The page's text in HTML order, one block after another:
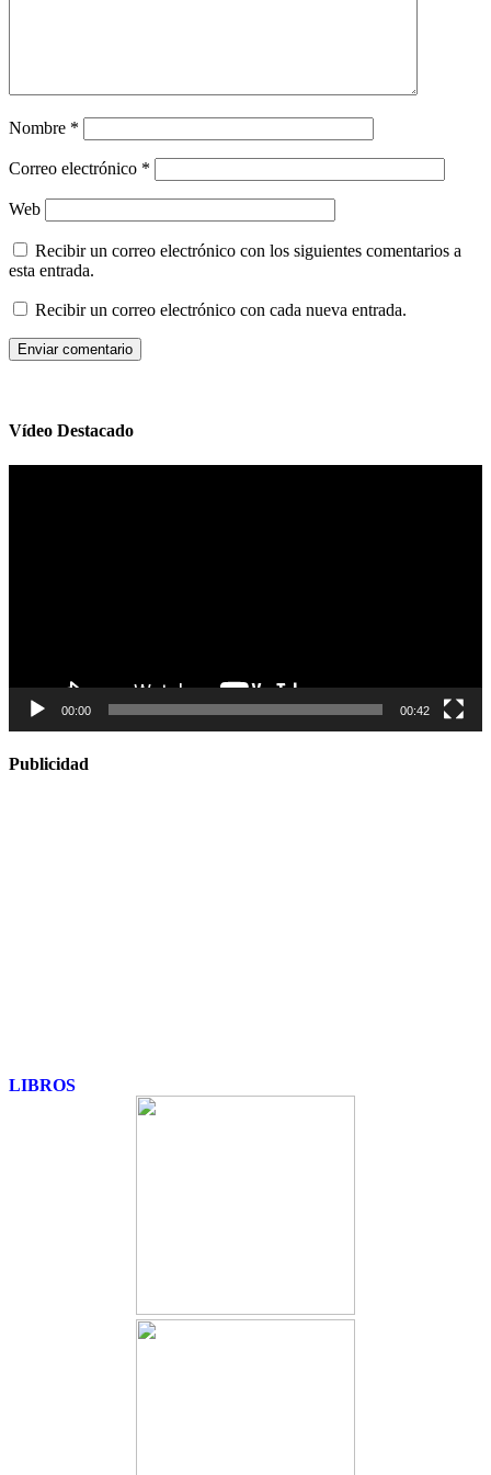
Nombre *
Correo electrónico *
Web
Recibir un correo electrónico con los siguientes comentarios a
esta entrada.
Recibir un correo electrónico con cada nueva entrada.
Vídeo Destacado
00:00 00:42
Publicidad
LIBROS